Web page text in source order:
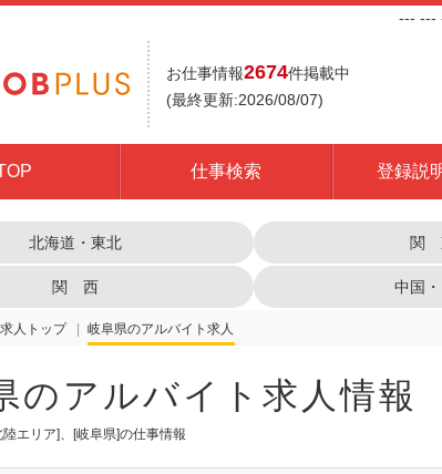
--- ---
お仕事情報2674件掲載中
(最終更新:2026/08/07)
仕事検索 登録説
北海道・東北 関
関 西 中国
人トップ 岐阜県
のアルバイト求人情報
エリア]、[岐阜県]の仕事情報